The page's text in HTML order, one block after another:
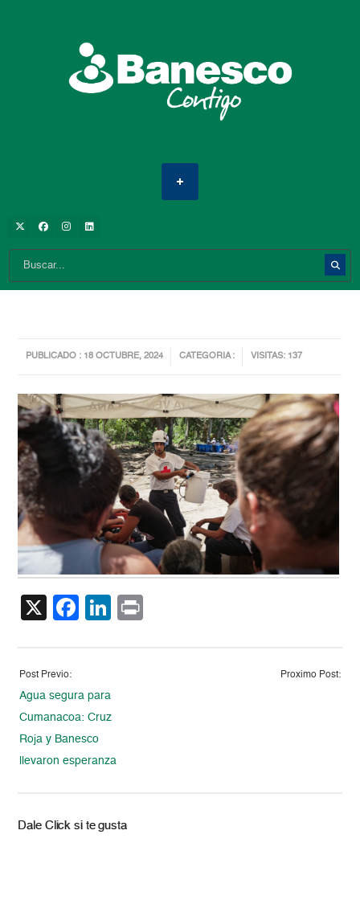
PUBLICADO : 18 OCTUBRE, 2024 CATEGORIA : VISITAS: 137
X Facebook
LinkedIn
Post Previo:
Agua segura para
Cumanacoa: Cruz
Roja y Banesco
llevaron esperanza
Proximo Post:
Dale Click si te gusta